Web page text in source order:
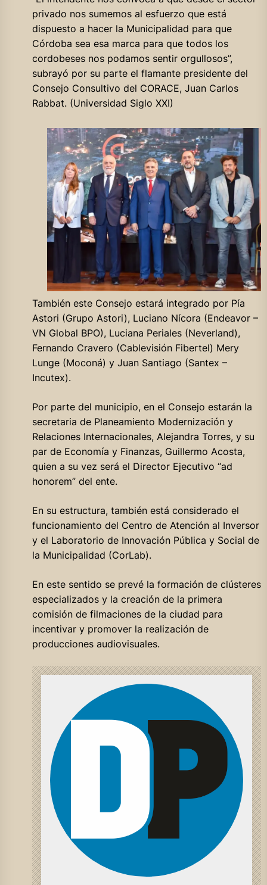
privado nos sumemos al esfuerzo que está
dispuesto a hacer la Municipalidad para que
Córdoba sea esa marca para que todos los
cordobeses nos podamos sentir orgullosos”,
subrayó por su parte el flamante presidente del
Consejo Consultivo del CORACE, Juan Carlos
Rabbat. (Universidad Siglo XXI)
También este Consejo estará integrado por Pía
Astori (Grupo Astori), Luciano Nícora (Endeavor –
VN Global BPO), Luciana Periales (Neverland),
Fernando Cravero (Cablevisión Fibertel) Mery
Lunge (Moconá) y Juan Santiago (Santex –
Incutex).
Por parte del municipio, en el Consejo estarán la
secretaria de Planeamiento Modernización y
Relaciones Internacionales, Alejandra Torres, y su
par de Economía y Finanzas, Guillermo Acosta,
quien a su vez será el Director Ejecutivo “ad
honorem” del ente.
En su estructura, también está considerado el
funcionamiento del Centro de Atención al Inversor
y el Laboratorio de Innovación Pública y Social de
la Municipalidad (CorLab).
En este sentido se prevé la formación de clústeres
especializados y la creación de la primera
comisión de filmaciones de la ciudad para
incentivar y promover la realización de
producciones audiovisuales.